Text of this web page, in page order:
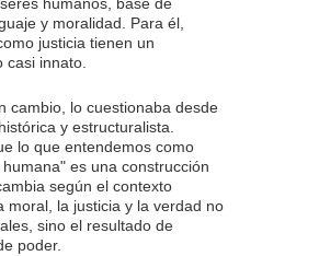
humanos, base de
y moralidad. Para él,
justicia tienen un
casi innato.
cambio, lo cuestionaba desde
y estructuralista.
lo que entendemos como
es una construcción
según el contexto
moral, la justicia y la verdad no
sino el resultado de
poder.